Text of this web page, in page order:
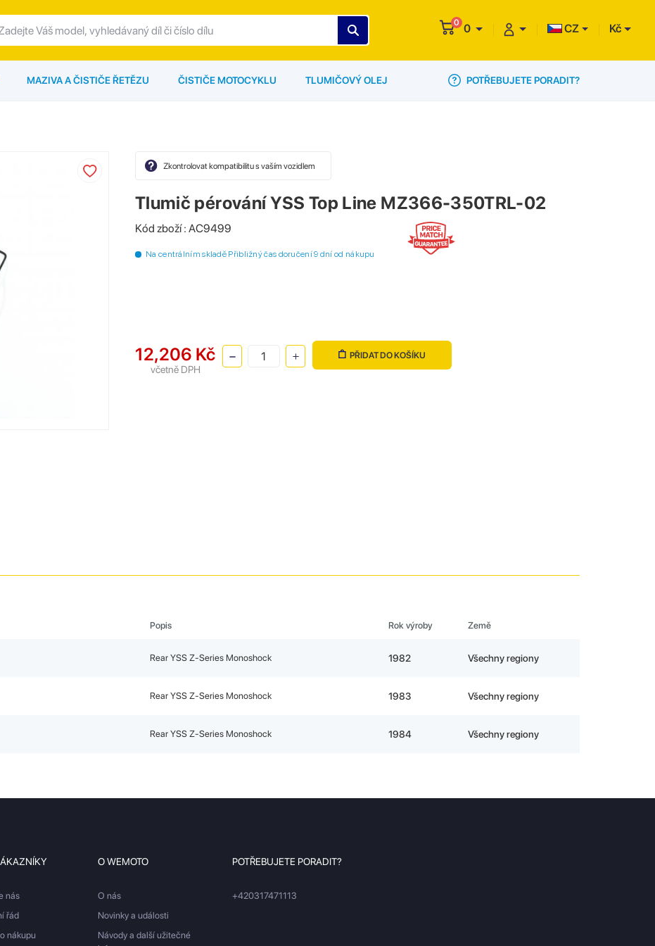
0 0 CZ Kč
MAZIVA A ČISTIČE ŘETĚZU ČISTIČE MOTOCYKLU TLUMIČOVÝ OLEJ POTŘEBUJETE PORADIT?
Zkontrolovat kompatibilitu s vaším vozidlem
Tlumič pérování YSS Top Line MZ366-350TRL-02
Kód zboží : AC9499
Na centrálním skladě Přibližný čas doručení 9 dní od nákupu
12,206 Kč
včetně DPH
PŘIDAT DO KOŠÍKU
Popis Rok výroby Země
Rear YSS Z-Series Monoshock 1982 Všechny regiony
Rear YSS Z-Series Monoshock 1983 Všechny regiony
Rear YSS Z-Series Monoshock 1984 Všechny regiony
nás
řád
nákupu
O WEMOTO
O nás
Novinky a události
Návody a další užitečné
POTŘEBUJETE PORADIT?
+420317471113